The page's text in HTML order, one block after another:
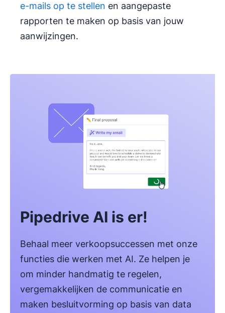
e-mails op te stellen en aangepaste
rapporten te maken op basis van jouw
aanwijzingen.
Pipedrive AI is er!
Behaal meer verkoopsuccessen met onze
functies die werken met AI. Ze helpen je
om minder handmatig te regelen,
vergemakkelijken de communicatie en
maken besluitvorming op basis van data